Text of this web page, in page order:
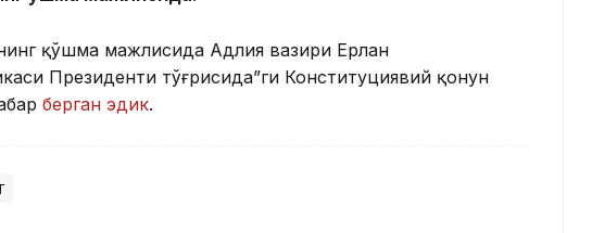
қўшма мажлисида Адлия вазири Ерлан
Президенти тўғрисида”ги Конституциявий қонун
берган эдик.